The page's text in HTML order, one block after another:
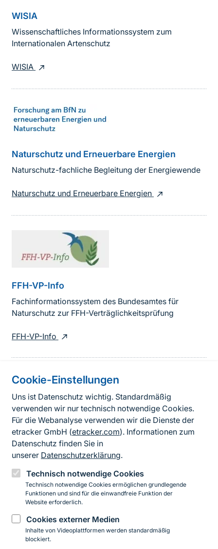
Cookie-Einstellungen
Uns ist Datenschutz wichtig. Standardmäßig
verwenden wir nur technisch notwendige Cookies.
Für die Webanalyse verwenden wir die Dienste der
etracker GmbH (etracker.com). Informationen zum
Datenschutz finden Sie in
unserer Datenschutzerklärung.
Technisch notwendige Cookies
Technisch notwendige Cookies ermöglichen grundlegende
Funktionen und sind für die einwandfreie Funktion der
Website erforderlich.
Cookies externer Medien
Inhalte von Videoplattformen werden standardmäßig
blockiert.
WISIA
Wissenschaftliches Informationssystem zum
Internationalen Artenschutz
WISIA
Naturschutz und Erneuerbare Energien
Naturschutz-fachliche Begleitung der Energiewende
Naturschutz und Erneuerbare Energien
FFH-VP-Info
Fachinformationssystem des Bundesamtes für
Naturschutz zur FFH-Verträglichkeitsprüfung
FFH-VP-Info
Informationen zur Seite
FußzeileKontakt zum BfN
Kontaktformular
Erklärung zur Barrierefreiheit
Impressum
Datenschutz
InstagramFacebookYouTubeLinkedIn